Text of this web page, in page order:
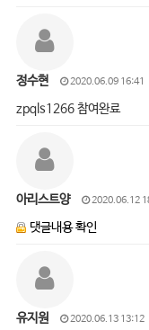
정수현 2020.06.09 16:41
zpqls1266 참여완료
아리스트양 2020.06.12
댓글내용 확인
유지원 2020.06.13 13:12